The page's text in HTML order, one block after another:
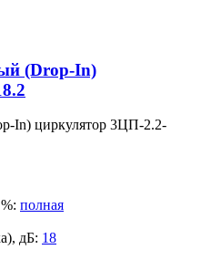
(Drop-In)
In) циркулятор 3ЦП-2.2-
: полная
дБ: 18